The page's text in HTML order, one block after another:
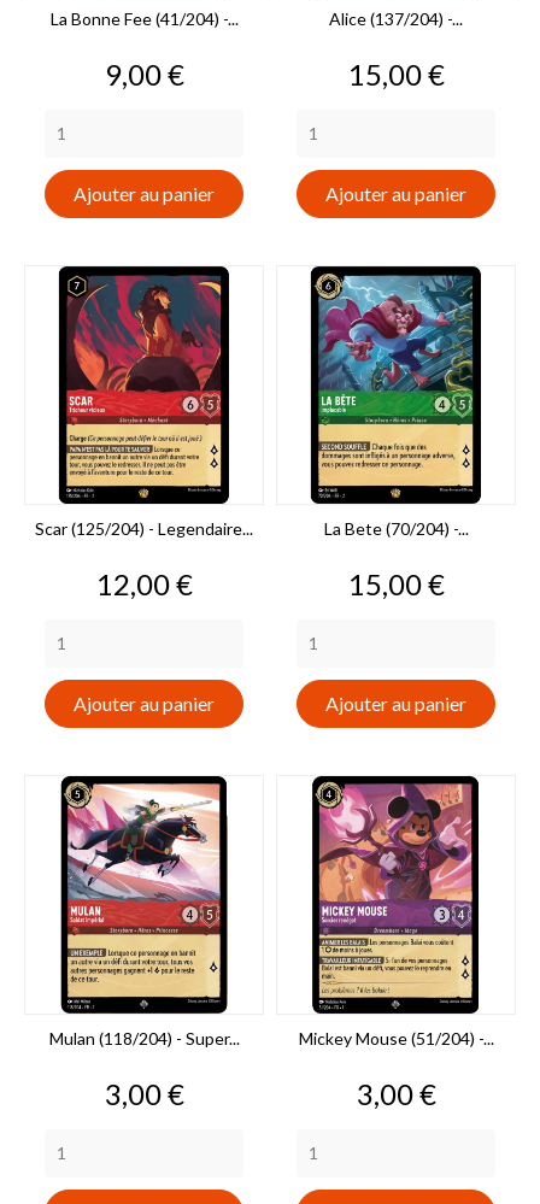
La Bonne Fee (41/204) -...
Prix
9,00 €
Ajouter au panier
Alice (137/204) -...
Prix
15,00 €
Ajouter au panier
Scar (125/204) - Legendaire...
Prix
12,00 €
Ajouter au panier
La Bete (70/204) -...
Prix
15,00 €
Ajouter au panier
Mulan (118/204) - Super...
Prix
3,00 €
Mickey Mouse (51/204) -...
Prix
3,00 €